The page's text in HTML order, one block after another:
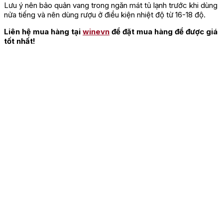
Lưu ý nên bảo quản vang trong ngăn mát tủ lạnh trước khi dùng
nửa tiếng và nên dùng rượu ở điều kiện nhiệt độ từ 16-18 độ.
Liên hệ mua hàng tại winevn để đặt mua hàng để được giá
tốt nhất!